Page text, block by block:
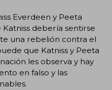
Everdeen y Peeta
debería sentirse
una rebelión contra el
que Katniss y Peeta
les observa y hay
en falso y las